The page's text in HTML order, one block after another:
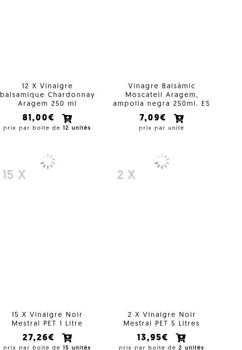
12 X Vinaigre
balsamique Chardonnay
Aragem 250 ml
81,00€
prix par boîte de12 unités
Vinagre Balsàmic
Moscatell Aragem,
ampolla negra 250ml. ES
7,09€
prix par unité
15 X
15 X Vinaigre Noir
Mestral PET 1 Litre
27,26€
prix par boîte de15 unités
2 X
2 X Vinaigre Noir
Mestral PET 5 Litres
13,95€
prix par boîte de2 unités